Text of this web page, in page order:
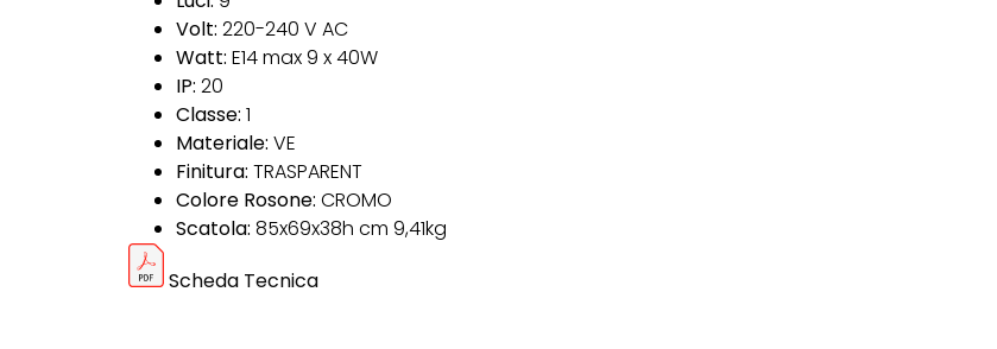
Volt: 220-240 V AC
Watt: E14 max 9 x 40W
IP: 20
Classe: 1
Materiale: VE
Finitura: TRASPARENT
Colore Rosone: CROMO
Scatola: 85x69x38h cm 9,41kg
Scheda Tecnica